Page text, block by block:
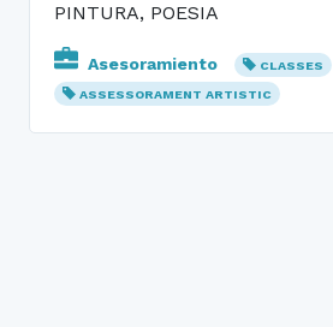
PINTURA, POESIA
Asesoramiento
CLASSES
ASSESSORAMENT ARTISTIC